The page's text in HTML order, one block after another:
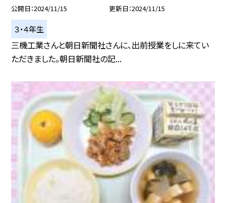
公開日 2024/11/15 更新日 2024/11/15
３・４年生
三機工業さんと朝日新聞社さんに、出前授業をしに来てい
ただきました。朝日新聞社の記...